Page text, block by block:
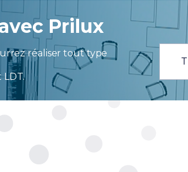
Prilux
réaliser tout type